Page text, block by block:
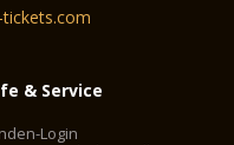
& Service
Login